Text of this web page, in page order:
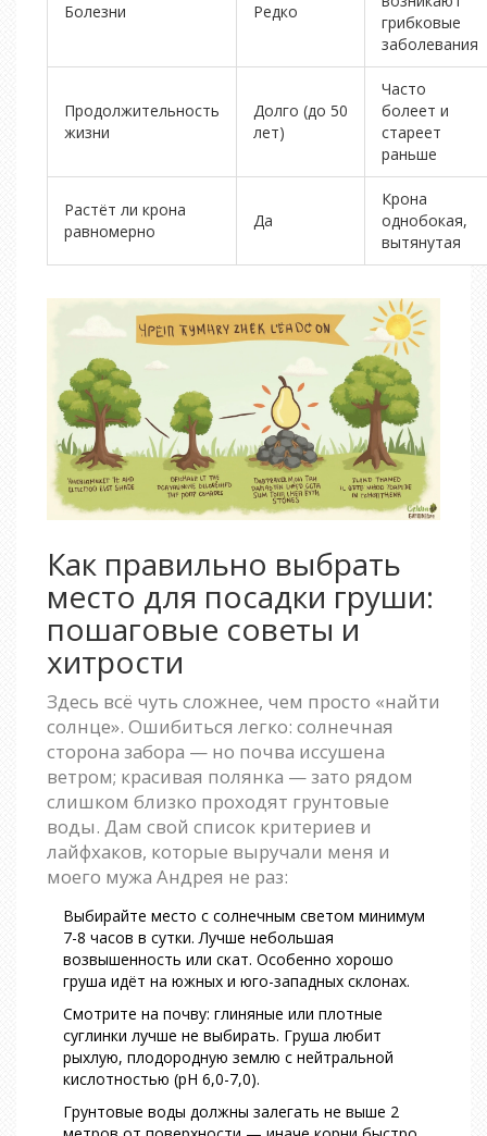
Болезни Редко
грибковые
заболевания
Продолжительность
жизни
Долго (до 50
лет)
Часто
болеет и
стареет
раньше
Растёт ли крона
равномерно
Да
Крона
однобокая,
вытянутая
Как правильно выбрать
место для посадки груши:
пошаговые советы и
хитрости
Здесь всё чуть сложнее, чем просто «найти
солнце». Ошибиться легко: солнечная
сторона забора — но почва иссушена
ветром; красивая полянка — зато рядом
слишком близко проходят грунтовые
воды. Дам свой список критериев и
лайфхаков, которые выручали меня и
моего мужа Андрея не раз:
Выбирайте место с солнечным светом минимум
7-8 часов в сутки. Лучше небольшая
возвышенность или скат. Особенно хорошо
груша идёт на южных и юго-западных склонах.
Смотрите на почву: глиняные или плотные
суглинки лучше не выбирать. Груша любит
рыхлую, плодородную землю с нейтральной
кислотностью (рН 6,0-7,0).
Грунтовые воды должны залегать не выше 2